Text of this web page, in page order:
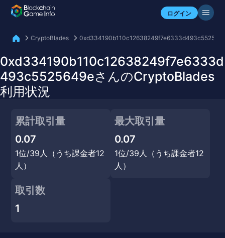
ログイン
自分のアセットを確認
CryptoBlades
0xd334190b110c12638249f7e6333d
493c5525649eさんのCryptoBlades
利用状況
累計取引量
0.07
1位/39人（うち課金者12
人）
最大取引量
0.07
1位/39人（うち課金者12
人）
取引数
1